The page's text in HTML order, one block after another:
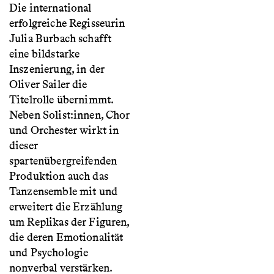
Die international
erfolgreiche Regisseurin
Julia Burbach schafft
eine bildstarke
Inszenierung, in der
Oliver Sailer die
Titelrolle übernimmt.
Neben Solist:innen, Chor
und Orchester wirkt in
dieser
spartenübergreifenden
Produktion auch das
Tanzensemble mit und
erweitert die Erzählung
um Replikas der Figuren,
die deren Emotionalität
und Psychologie
nonverbal verstärken.